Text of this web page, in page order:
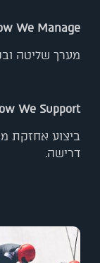
We Manage
מערך שליטה
We Support
ביצוע אחזקת
דרישה.